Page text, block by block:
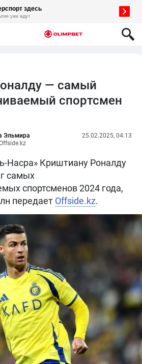
— самый
спортсмен
Эльмира
25.02.2025, 04:13
Насра» Криштиану Роналду
самых
спортсменов 2024 года,
передает Offside.kz.